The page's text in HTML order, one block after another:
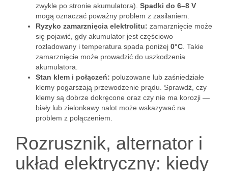
zwykle po stronie akumulatora). Spadki do 6–8 V
mogą oznaczać poważny problem z zasilaniem.
Ryzyko zamarznięcia elektrolitu: zamarznięcie może
się pojawić, gdy akumulator jest częściowo
rozładowany i temperatura spada poniżej 0°C . Takie
zamarznięcie może prowadzić do uszkodzenia
akumulatora.
Stan klem i połączeń: poluzowane lub zaśniedziałe
klemy pogarszają przewodzenie prądu. Sprawdź, czy
klemy są dobrze dokręcone oraz czy nie ma korozji —
biały lub zielonkawy nalot może wskazywać na
problem z połączeniem.
Rozrusznik, alternator i
układ elektryczny: kiedy